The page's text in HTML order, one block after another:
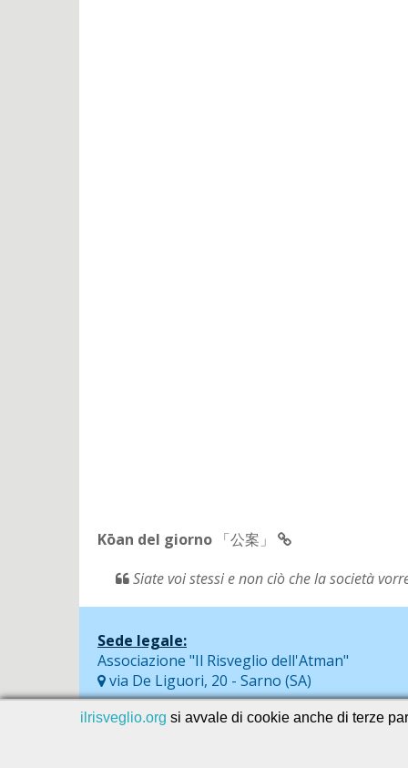
Kōan del giorno 「公案」
Siate voi stessi e non ciò che la società
Sede legale:
Associazione "Il Risveglio dell'Atman"
via De Liguori, 20 - Sarno (SA)
ilrisveglio.org si avvale di cookie anche di terze